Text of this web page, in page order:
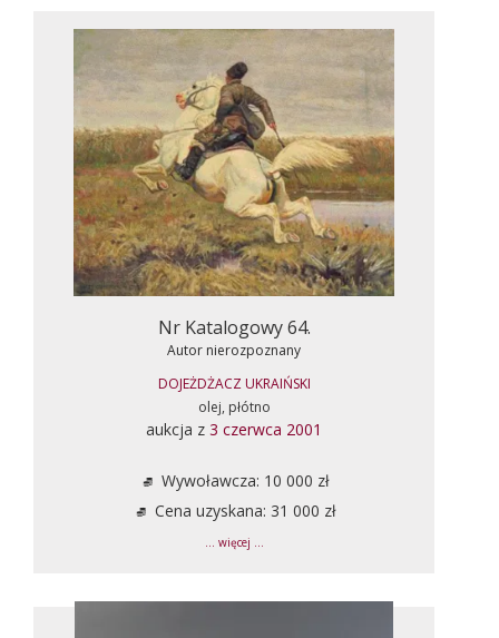
Nr Katalogowy 64.
Autor nierozpoznany
DOJEŻDŻACZ UKRAIŃSKI
olej, płótno
aukcja z 3 czerwca 2001
Wywoławcza: 10 000 zł
Cena uzyskana: 31 000 zł
... więcej ...